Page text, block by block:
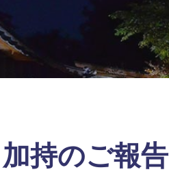
持のご報告